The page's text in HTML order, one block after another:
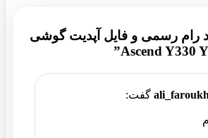
رام رسمی و فایل آپدیت گوشی
گفت: